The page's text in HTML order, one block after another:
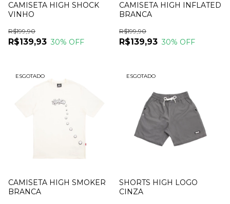
CAMISETA HIGH SHOCK
VINHO
R$139,93
R$199,90
30% OFF
CAMISETA HIGH INFLATED
BRANCA
R$139,93
R$199,90
30% OFF
ESGOTADO
CAMISETA HIGH SMOKER
BRANCA
ESGOTADO
SHORTS HIGH LOGO
CINZA